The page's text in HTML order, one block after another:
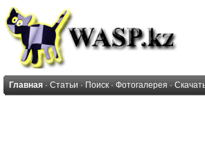
Главная · Статьи · Поиск · Фотогалерея ·